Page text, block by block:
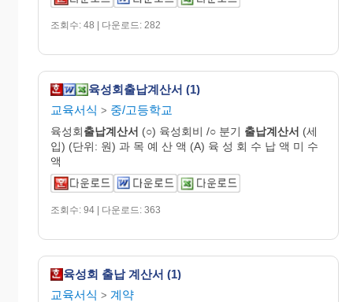
조회수: 48 | 다운로드: 282
육성회출납계산서 (1)
교육서식 > 중/고등학교
육성회출납계산서 (○) 육성회비 /○ 분기 출납계산서 (세
입) (단위: 원) 과 목 예 산 액 (A) 육 성 회 수 납 액 미 수
액
조회수: 94 | 다운로드: 363
육성회 출납 계산서 (1)
교육서식 > 계약